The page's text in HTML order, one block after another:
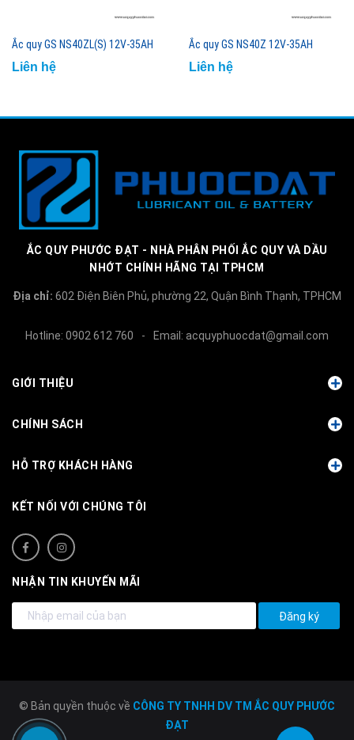
Ắc quy GS NS40ZL(S) 12V-35AH
Liên hệ
Ắc quy GS NS40Z 12V-35AH
Liên hệ
ẮC QUY PHƯỚC ĐẠT - NHÀ PHÂN PHỐI ẮC QUY VÀ DẦU
NHỚT CHÍNH HÃNG TẠI TPHCM
Địa chỉ: 602 Điện Biên Phủ, phường 22, Quận Bình Thạnh, TPHCM
Hotline: 0902 612 760 - Email: acquyphuocdat@gmail.com
GIỚI THIỆU
CHÍNH SÁCH
HỖ TRỢ KHÁCH HÀNG
KẾT NỐI VỚI CHÚNG TÔI
NHẬN TIN KHUYẾN MÃI
Đăng ký
© Bản quyền thuộc về CÔNG TY TNHH DV TM ẮC QUY PHƯỚC
ĐẠT